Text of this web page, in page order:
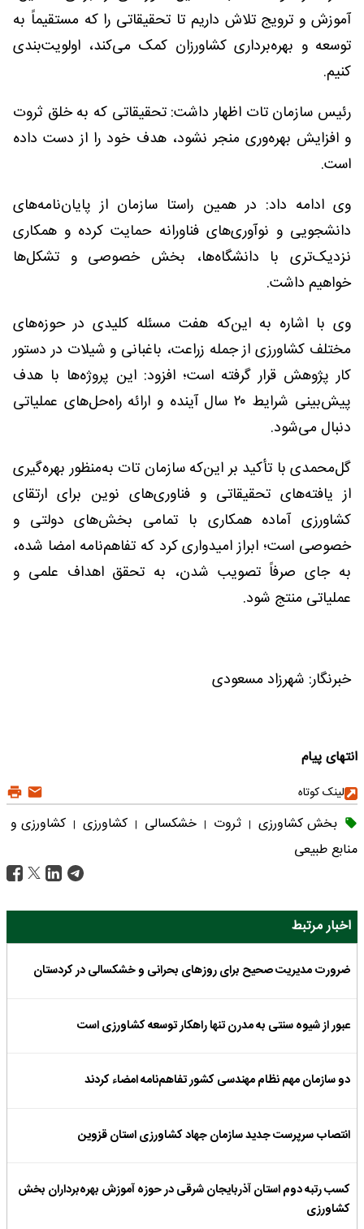
آموزش و ترویج تلاش داریم تا تحقیقاتی را که مستقیماً به
توسعه و بهره‌برداری کشاورزان کمک می‌کند، اولویت‌بندی
کنیم.
رئیس سازمان تات اظهار داشت: تحقیقاتی که به خلق ثروت
و افزایش بهره‌وری منجر نشود، هدف خود را از دست داده
است.
وی ادامه داد: در همین راستا سازمان از پایان‌نامه‌های
دانشجویی و نوآوری‌های فناورانه حمایت کرده و همکاری
نزدیک‌تری با دانشگاه‌ها، بخش خصوصی و تشکل‌ها
خواهیم داشت.
وی با اشاره به این‌که هفت مسئله کلیدی در حوزه‌های
مختلف کشاورزی از جمله زراعت، باغبانی و شیلات در دستور
کار پژوهش قرار گرفته است؛ افزود: این پروژه‌ها با هدف
پیش‌بینی شرایط ۲۰ سال آینده و ارائه راه‌حل‌های عملیاتی
دنبال می‌شود.
گل‌محمدی با تأکید بر این‌که سازمان تات به‌منظور بهره‌گیری
از یافته‌های تحقیقاتی و فناوری‌های نوین برای ارتقای
کشاورزی آماده همکاری با تمامی بخش‌های دولتی و
خصوصی است؛ ابراز امیدواری کرد که تفاهم‌نامه امضا شده،
به جای صرفاً تصویب شدن، به تحقق اهداف علمی و
عملیاتی منتج شود.
خبرنگار: شهرزاد مسعودی
انتهای پیام
لینک کوتاه
بخش کشاورزی | ثروت | خشکسالی | کشاورزی | کشاورزی و
منابع طبیعی
اخبار مرتبط
ضرورت مدیریت صحیح برای روزهای بحرانی و خشکسالی در کردستان
عبور از شیوه سنتی به مدرن تنها راهکار توسعه کشاورزی است
دو سازمان مهم نظام مهندسی کشور تفاهم‌نامه امضاء کردند
انتصاب سرپرست جدید سازمان جهاد کشاورزی استان قزوین
کسب رتبه دوم استان آذربایجان شرقی در حوزه آموزش بهره‌برداران بخش
کشاورزی